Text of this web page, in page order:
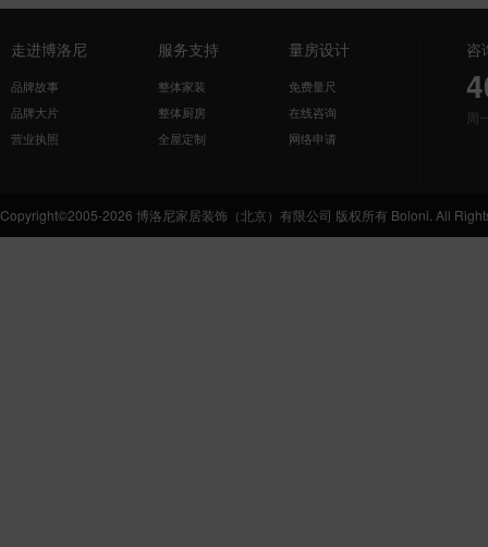
走进博洛尼
品牌故事
品牌大片
营业执照
服务支持
整体家装
整体厨房
全屋定制
量房设计
免费量尺
在线咨询
网络申请
咨
周
Copyright©2005-2026 博洛尼家居装饰（北京）有限公司 版权所有 Boloni. All